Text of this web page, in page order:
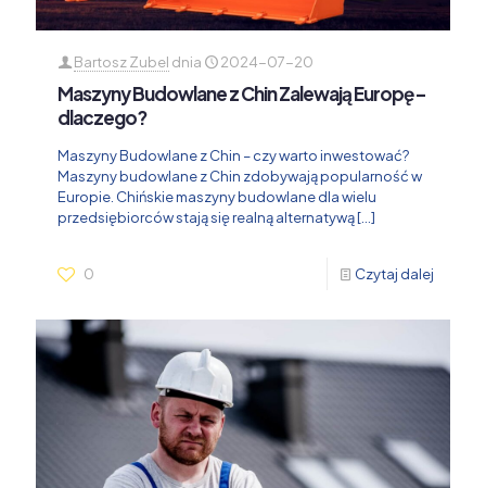
Bartosz Zubel dnia 2024-07-20
Maszyny Budowlane z Chin Zalewają Europę –
dlaczego?
Maszyny Budowlane z Chin – czy warto inwestować?
Maszyny budowlane z Chin zdobywają popularność w
Europie. Chińskie maszyny budowlane dla wielu
przedsiębiorców stają się realną alternatywą[…]
0 Czytaj dalej